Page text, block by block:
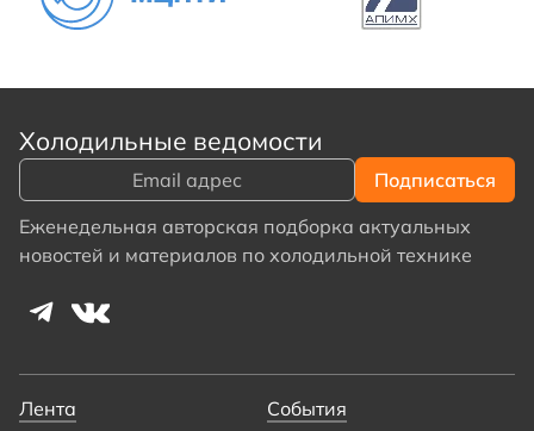
Холодильные ведомости
Еженедельная авторская подборка актуальных
новостей и материалов по холодильной технике
Лента События